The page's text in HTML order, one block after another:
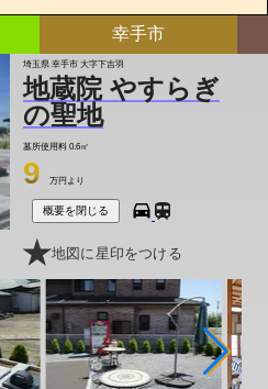
幸手市
埼玉県 幸手市 大字下吉羽
地蔵院 やすらぎ
の聖地
墓所使用料 0.6㎡
9 万円より
概要を閉じる
地図に星印をつける